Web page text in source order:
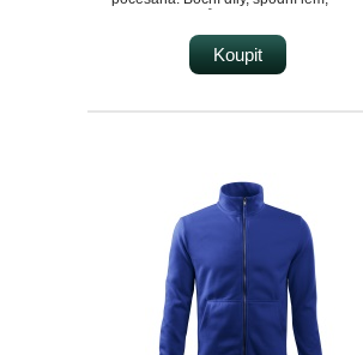
žebrového úpletu. Dvě přední kapsy.
Vhodná pro potisk a výšivku.
Koupit